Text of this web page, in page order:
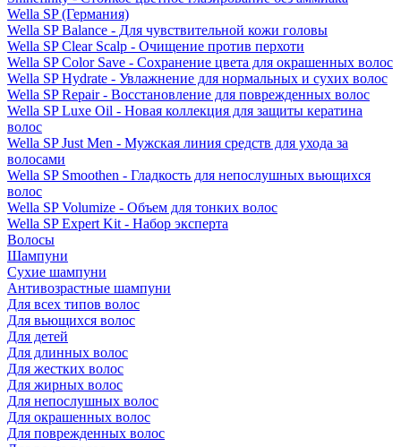
Wella SP (Германия)
Wella SP Balance - Для чувствительной кожи головы
Wella SP Clear Scalp - Очищение против перхоти
Wella SP Color Save - Сохранение цвета для окрашенных волос
Wella SP Hydrate - Увлажнение для нормальных и сухих волос
Wella SP Repair - Восстановление для поврежденных волос
Wella SP Luxe Oil - Новая коллекция для защиты кератина
волос
Wella SP Just Men - Мужская линия средств для ухода за
волосами
Wella SP Smoothen - Гладкость для непослушных вьющихся
волос
Wella SP Volumize - Объем для тонких волос
Wella SP Expert Kit - Набор эксперта
Волосы
Шампуни
Сухие шампуни
Антивозрастные шампуни
Для всех типов волос
Для вьющихся волос
Для детей
Для длинных волос
Для жестких волос
Для жирных волос
Для непослушных волос
Для окрашенных волос
Для поврежденных волос